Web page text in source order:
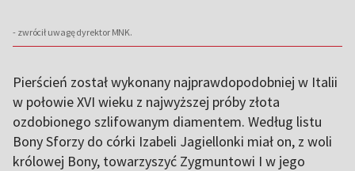
- zwrócił uwagę dyrektor MNK.
Pierścień został wykonany najprawdopodobniej w Italii
w połowie XVI wieku z najwyższej próby złota
ozdobionego szlifowanym diamentem. Według listu
Bony Sforzy do córki Izabeli Jagiellonki miał on, z woli
królowej Bony, towarzyszyć Zygmuntowi I w jego